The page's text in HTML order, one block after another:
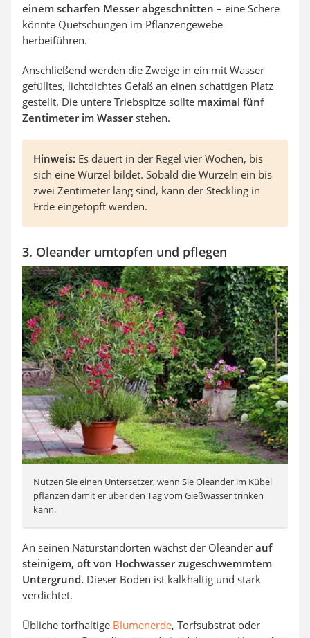
einem scharfen Messer abgeschnitten – eine Schere
könnte Quetschungen im Pflanzengewebe
herbeiführen.
Anschließend werden die Zweige in ein mit Wasser
gefülltes, lichtdichtes Gefäß an einen schattigen Platz
gestellt. Die untere Triebspitze sollte maximal fünf
Zentimeter im Wasserstehen.
Hinweis: Es dauert in der Regel vier Wochen, bis
sich eine Wurzel bildet. Sobald die Wurzeln ein bis
zwei Zentimeter lang sind, kann der Steckling in
Erde eingetopft werden.
3. Oleander umtopfen und pflegen
Nutzen Sie einen Untersetzer, wenn Sie Oleander im Kübel
pflanzen damit er über den Tag vom Gießwasser trinken
kann.
An seinen Naturstandorten wächst der Oleander auf
steinigem, oft von Hochwasser zugeschwemmtem
Untergrund. Dieser Boden ist kalkhaltig und stark
verdichtet.
Übliche torfhaltige Blumenerde, Torfsubstrat oder